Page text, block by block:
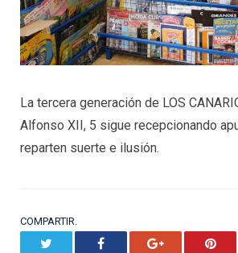
La tercera generación de LOS
Alfonso XII, 5 sigue recepcionando
reparten suerte e ilusión.
COMPARTIR.
Facebook Google+